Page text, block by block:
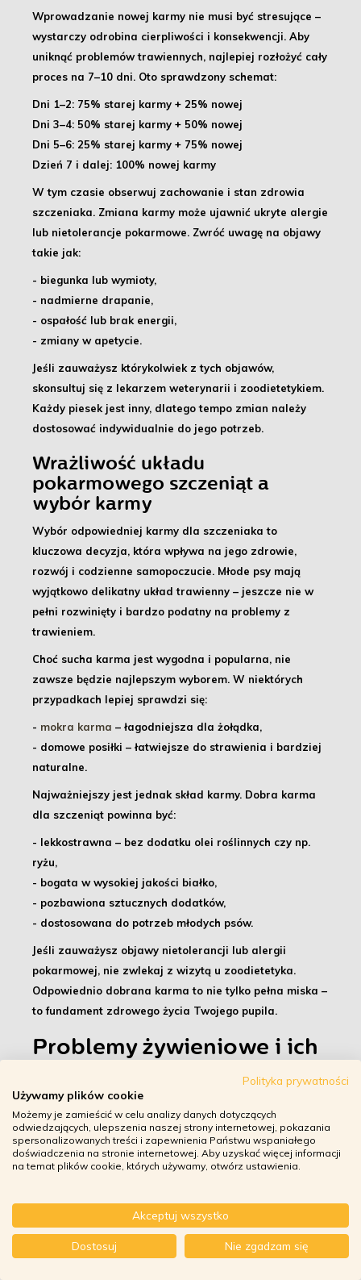
Wprowadzanie nowej karmy nie musi być stresujące –
wystarczy odrobina cierpliwości i konsekwencji. Aby
uniknąć problemów trawiennych, najlepiej rozłożyć cały
proces na 7–10 dni. Oto sprawdzony schemat:
Dni 1–2: 75% starej karmy + 25% nowej
Dni 3–4: 50% starej karmy + 50% nowej
Dni 5–6: 25% starej karmy + 75% nowej
Dzień 7 i dalej: 100% nowej karmy
W tym czasie obserwuj zachowanie i stan zdrowia
szczeniaka. Zmiana karmy może ujawnić ukryte alergie
lub nietolerancje pokarmowe. Zwróć uwagę na objawy
takie jak:
- biegunka lub wymioty,
- nadmierne drapanie,
- ospałość lub brak energii,
- zmiany w apetycie.
Jeśli zauważysz którykolwiek z tych objawów,
skonsultuj się z lekarzem weterynarii i zoodietetykiem.
Każdy piesek jest inny, dlatego tempo zmian należy
dostosować indywidualnie do jego potrzeb.
Wrażliwość układu
pokarmowego szczeniąt a
wybór karmy
Wybór odpowiedniej karmy dla szczeniaka to
kluczowa decyzja, która wpływa na jego zdrowie,
rozwój i codzienne samopoczucie. Młode psy mają
wyjątkowo delikatny układ trawienny – jeszcze nie w
pełni rozwinięty i bardzo podatny na problemy z
trawieniem.
Choć sucha karma jest wygodna i popularna, nie
zawsze będzie najlepszym wyborem. W niektórych
przypadkach lepiej sprawdzi się:
- mokra karma – łagodniejsza dla żołądka,
- domowe posiłki – łatwiejsze do strawienia i bardziej
naturalne.
Najważniejszy jest jednak skład karmy. Dobra karma
dla szczeniąt powinna być:
- lekkostrawna – bez dodatku olei roślinnych czy np.
ryżu,
- bogata w wysokiej jakości białko,
- pozbawiona sztucznych dodatków,
- dostosowana do potrzeb młodych psów.
Jeśli zauważysz objawy nietolerancji lub alergii
pokarmowej, nie zwlekaj z wizytą u zoodietetyka.
Odpowiednio dobrana karma to nie tylko pełna miska –
to fundament zdrowego życia Twojego pupila.
Problemy żywieniowe i ich
Nieprawidłowe żywienie szczeniąt może prowadzić do
poważnych zaburzeń zdrowotnych , które wpływają na
ich rozwój, samopoczucie i ogólną jakość życia. Co
istotne, zarównoniedobory, jak i nadmiary składników
Dlatego warto poznać najczęstsze błędy żywieniowe i –
co ważniejsze –
dowiedzieć się, jak ich unikać, by
Polityka prywatności
Używamy plików cookie
Możemy je zamieścić w celu analizy danych dotyczących
odwiedzających, ulepszenia naszej strony internetowej, pokazania
spersonalizowanych treści i zapewnienia Państwu wspaniałego
doświadczenia na stronie internetowej. Aby uzyskać więcej informacji
na temat plików cookie, których używamy, otwórz ustawienia.
Akceptuj wszystko
Dostosuj Nie zgadzam się